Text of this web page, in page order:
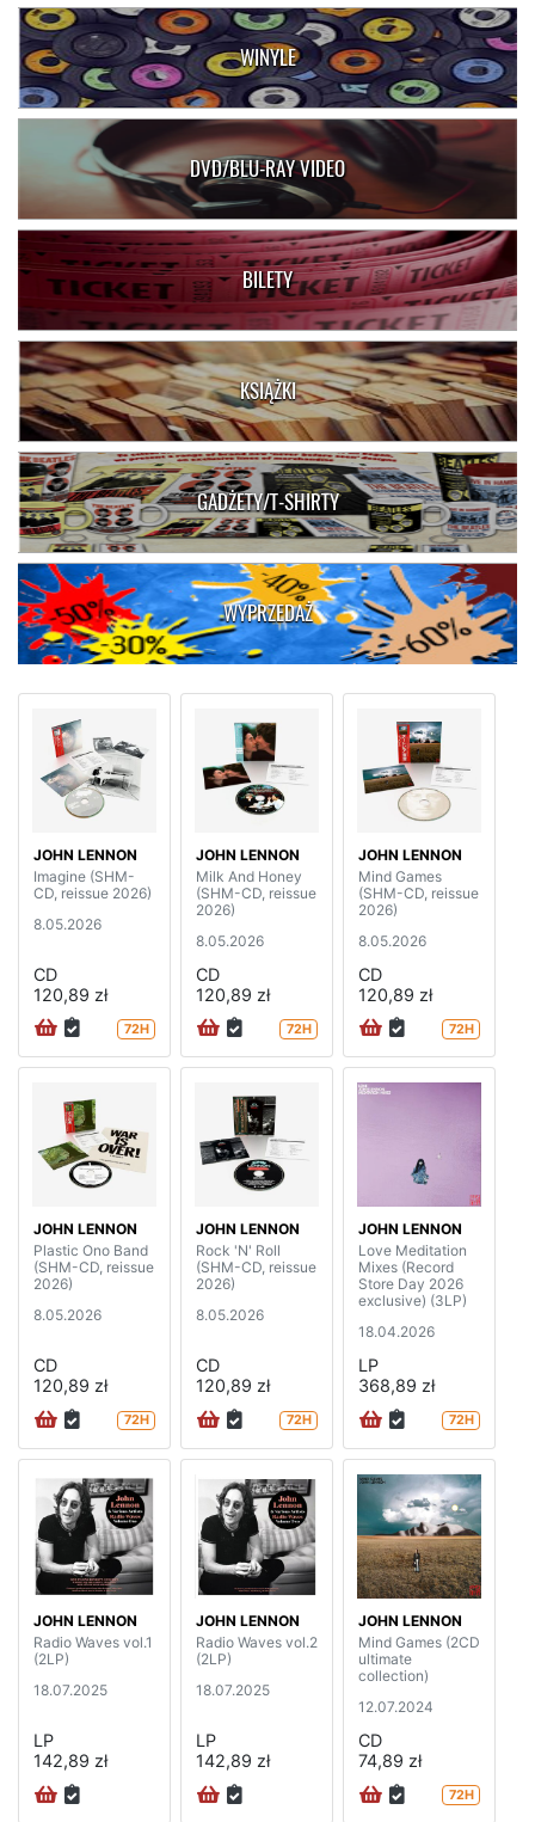
WINYLE
DVD/BLU-RAY VIDEO
BILETY
KSIĄŻKI
GADŻETY/T-SHIRTY
WYPRZEDAŻ
JOHN LENNON
Imagine (SHM-
CD, reissue 2026)
8.05.2026
CD
120,89 zł
72H
JOHN LENNON
Milk And Honey
(SHM-CD, reissue
2026)
8.05.2026
CD
120,89 zł
72H
JOHN LENNON
Mind Games
(SHM-CD, reissue
2026)
8.05.2026
CD
120,89 zł
72H
JOHN LENNON
Plastic Ono Band
(SHM-CD, reissue
2026)
8.05.2026
CD
120,89 zł
72H
JOHN LENNON
Rock 'N' Roll
(SHM-CD, reissue
2026)
8.05.2026
CD
120,89 zł
72H
JOHN LENNON
Love Meditation
Mixes (Record
Store Day 2026
exclusive) (3LP)
18.04.2026
LP
368,89 zł
72H
JOHN LENNON
Radio Waves vol.1
(2LP)
18.07.2025
LP
142,89 zł
JOHN LENNON
Radio Waves vol.2
(2LP)
18.07.2025
LP
142,89 zł
JOHN LENNON
Mind Games (2CD
ultimate
collection)
12.07.2024
CD
74,89 zł
72H